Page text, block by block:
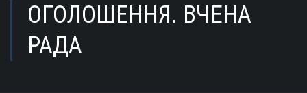
ОГОЛОШЕННЯ. ВЧЕНА
РАДА